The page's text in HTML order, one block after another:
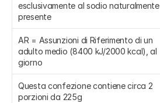
esclusivamente al sodio naturalmente
presente
AR = Assunzioni di Riferimento di un
adulto medio (8400 kJ/2000 kcal), al
giorno
Questa confezione contiene circa 2
porzioni da 225g